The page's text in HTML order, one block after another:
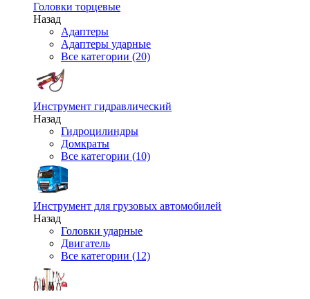
Головки торцевые
Назад
Адаптеры
Адаптеры ударные
Все категории (20)
Инструмент гидравлический
Назад
Гидроцилиндры
Домкраты
Все категории (10)
Инструмент для грузовых автомобилей
Назад
Головки ударные
Двигатель
Все категории (12)